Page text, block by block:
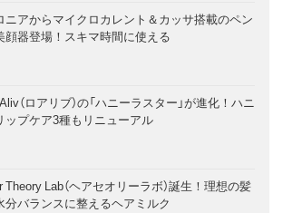
ニアからマイクロカレント＆カッサ搭載のペン
顔器登場！スキマ時間に使える
（ロアリブ）の「ハニーラスター」が進化！ハニ
ップケア3種もリニューアル
Theory Lab（ヘアセオリーラボ）誕生！理想の髪
分バランスに整えるヘアミルク